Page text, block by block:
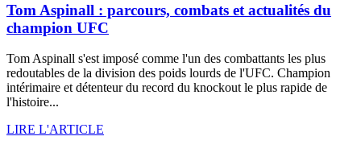
Tom Aspinall : parcours, combats et actualités du
champion UFC
Tom Aspinall s'est imposé comme l'un des combattants les plus
redoutables de la division des poids lourds de l'UFC. Champion
intérimaire et détenteur du record du knockout le plus rapide de
l'histoire...
LIRE L'ARTICLE